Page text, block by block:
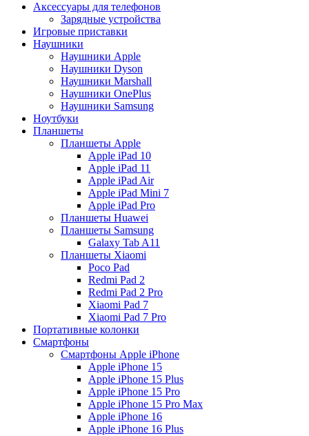
Аксессуары для телефонов
Зарядные устройства
Игровые приставки
Наушники
Наушники Apple
Наушники Dyson
Наушники Marshall
Наушники OnePlus
Наушники Samsung
Ноутбуки
Планшеты
Планшеты Apple
Apple iPad 10
Apple iPad 11
Apple iPad Air
Apple iPad Mini 7
Apple iPad Pro
Планшеты Huawei
Планшеты Samsung
Galaxy Tab A11
Планшеты Xiaomi
Poco Pad
Redmi Pad 2
Redmi Pad 2 Pro
Xiaomi Pad 7
Xiaomi Pad 7 Pro
Портативные колонки
Смартфоны
Смартфоны Apple iPhone
Apple iPhone 15
Apple iPhone 15 Plus
Apple iPhone 15 Pro
Apple iPhone 15 Pro Max
Apple iPhone 16
Apple iPhone 16 Plus